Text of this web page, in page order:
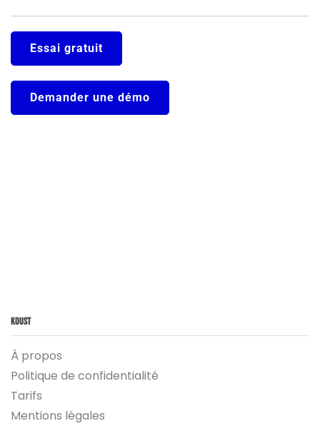
Essai gratuit
Demander une démo
Koust
À propos
Politique de confidentialité
Tarifs
Mentions légales